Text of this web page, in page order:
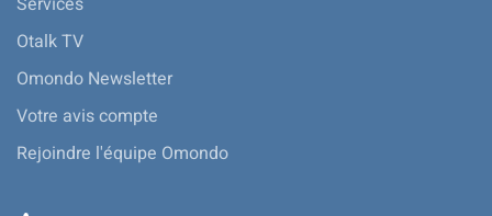
Otalk TV
Omondo Newsletter
Votre avis compte
Rejoindre l'équipe Omondo